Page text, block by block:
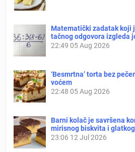
Matematički zadatak koji
tačnog odgovora izgleda
22:49 05 Aug 2026
‘Besmrtna’ torta bez
voćem
22:48 05 Aug 2026
Barni kolač je savršena
mirisnog biskvita i
23:06 12 Jul 2026